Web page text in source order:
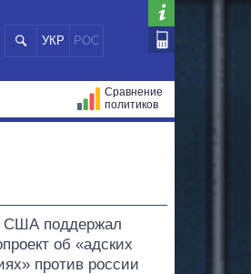
УКР РОС
Сравнение
политиков
США поддержал
об «адских
против россии